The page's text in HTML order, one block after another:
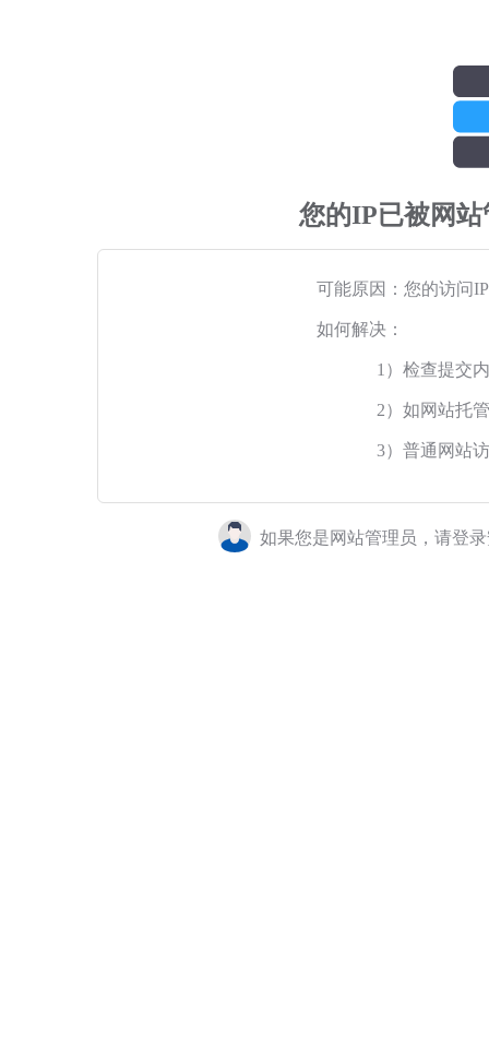
您的IP已被网
可能原因：您的访问
如何解决：
1）检查提交
2）如网站托
3）普通网站
如果您是网站管理员，请登